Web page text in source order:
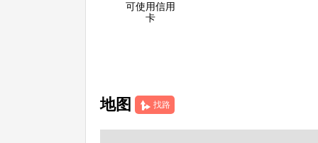
可使用信用
卡
地图 找路